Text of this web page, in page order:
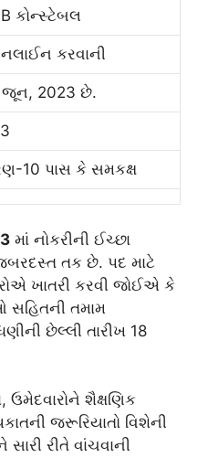
કોન્સ્ટેબલ
કરવાની
જૂન, 2023 છે.
10 પાસ કે સમકક્ષ
માં નોકરીની ઈચ્છા
તક છે. પદ માટે
ખાતરી કરવી જોઈએ કે
તમામ
છેલ્લી તારીખ 18
શૈક્ષણિક
જરૂરિયાતો વિશેની
સારી રીતે વાંચવાની